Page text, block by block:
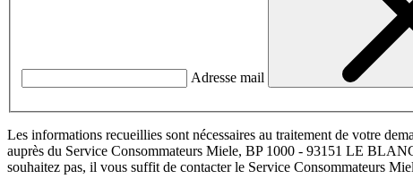
Adresse mail
Les informations recueillies sont nécessaires au traitement de votre
auprès du Service Consommateurs Miele, BP 1000 - 93151 LE
souhaitez pas, il vous suffit de contacter le Service Consommateurs